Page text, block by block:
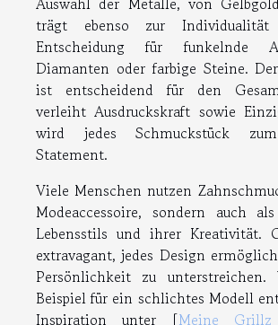
trägt ebenso zur
Entscheidung für funkelnde
Diamanten oder farbige Steine.
ist entscheidend für den
verleiht Ausdruckskraft sowie
wird jedes Schmuckstück
Statement.
Viele Menschen nutzen
Modeaccessoire, sondern auch
Lebensstils und ihrer Kreativität.
extravagant, jedes Design
Persönlichkeit zu
Beispiel für ein schlichtes Modell
Inspiration unter [Meine